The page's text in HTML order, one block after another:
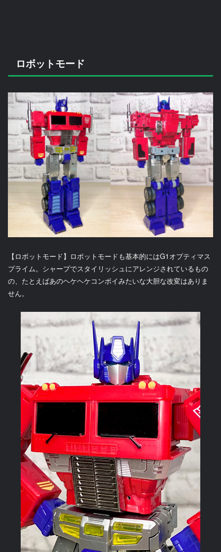
ロボットモード
【ロボットモード】ロボットモードも基本的にはG1オプティマス
プライム。シャープでスタイリッシュにアレンジされているもの
の、たとえばあのヘケヘケコンボイみたいな大胆な改変はありま
せん。